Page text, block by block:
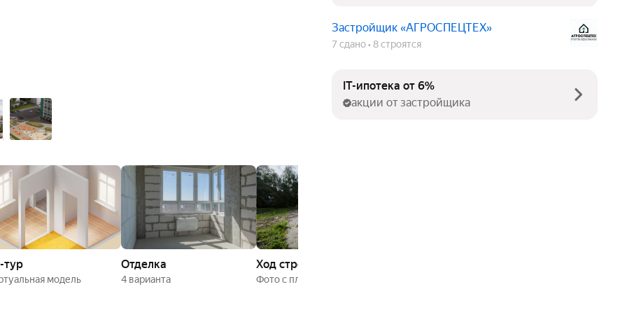
тур
модель
Отделка
4 варианта
Ход строительства
Фото с площадки
Застройщик «АГРОСПЕЦТЕХ»
7 сдано 8 строятся
IT-ипотека от 6%
акции от застройщика